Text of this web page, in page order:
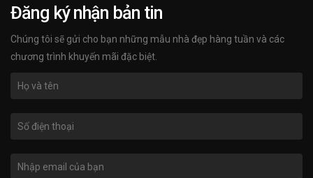
Đăng ký nhận bản tin
Chúng tôi sẽ gửi cho bạn những mẫu nhà đẹp hàng tuần và các
chương trình khuyến mãi đặc biệt.